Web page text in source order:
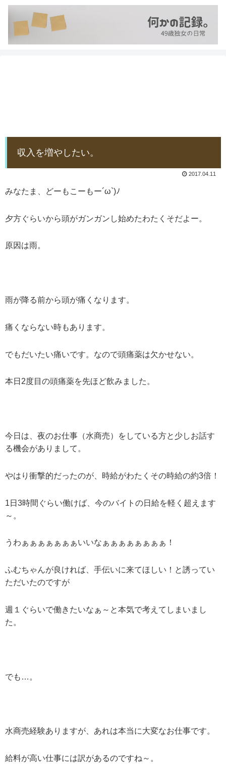
収入を増やしたい。
2017.04.11
みなたま、どーもこーもー´ω`)ﾉ
夕方ぐらいから頭がガンガンし始めたわたくそだよー。
原因は雨。
雨が降る前から頭が痛くなります。
痛くならない時もあります。
でもだいたい痛いです。なので頭痛薬は欠かせない。
本日2度目の頭痛薬を先ほど飲みました。
今日は、夜のお仕事（水商売）をしている方と少しお話す
る機会がありまして。
やはり衝撃的だったのが、時給がわたくその時給の約3倍！
1日3時間ぐらい働けば、今のバイトの日給を軽く超えます
～。
うわぁぁぁぁぁぁぁいいなぁぁぁぁぁぁぁぁ！
ふむちゃんが良ければ、手伝いに来てほしい！と誘ってい
ただいたのですが
週１ぐらいで働きたいなぁ～と本気で考えてしまいまし
た。
でも…。
水商売経験ありますが、あれは本当に大変なお仕事です。
給料が高い仕事には訳があるのですね～。